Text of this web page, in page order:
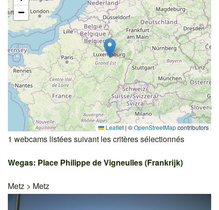
−
Leaflet|©OpenStreetMapcontributors
1 webcams listées suivant les critères sélectionnés
Wegas: Place Philippe de Vigneulles (Frankrijk)
Metz > Metz